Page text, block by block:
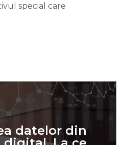
special care
datelor din